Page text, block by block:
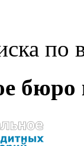
бюро